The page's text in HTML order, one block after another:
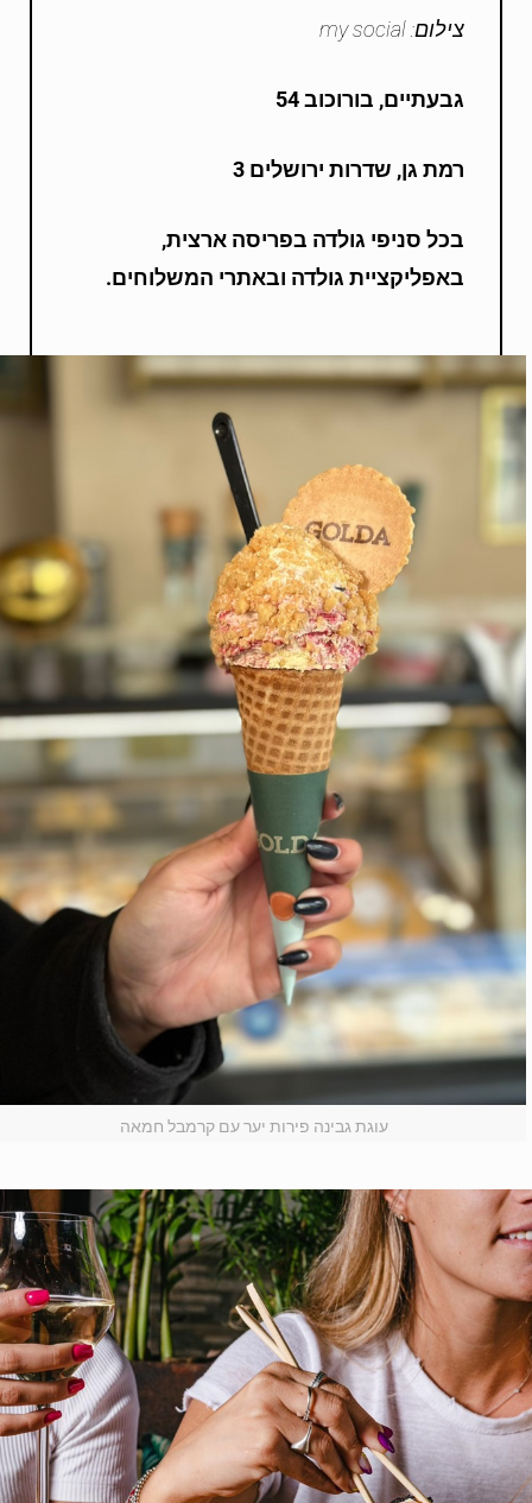
צילום: my social
גבעתיים, בורוכוב 54
רמת גן, שדרות ירושלים 3
בכל סניפי גולדה בפריסה ארצית,
באפליקציית גולדה ובאתרי המשלוחים.
עוגת גבינה פירות יער עם קרמבל חמאה